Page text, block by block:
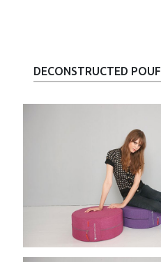
DECONSTRUCTED POUF